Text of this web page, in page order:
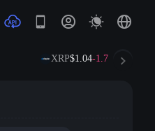
XRP$1.04-1.74%